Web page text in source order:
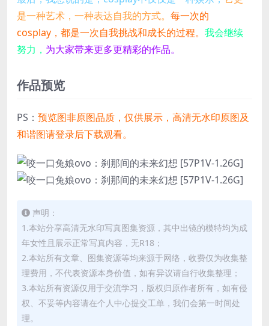
是一种艺术，一种表达自我的方式。 每一次的
cosplay，都是一次自我挑战和成长的过程。 我会继续
努力， 为大家带来更多更精彩的作品。
作品预览
PS： 预览图非原图品质，仅供展示，高清无水印原图及
和谐图请登录后下载观看。
声明：
1.本站分享高清无水印写真图集资源，其中出镜的模特均为成
年女性且展示正常写真内容，无R18；
2.本站所有文章、图集资源等均来源于网络，收费仅为收集整
理费用，不代表资源本身价值，如有异议请自行收集整理；
3.本站所有资源仅用于交流学习，版权归原作者所有，如有侵
权、不妥等内容请在个人中心提交工单，我们会第一时间处
理。